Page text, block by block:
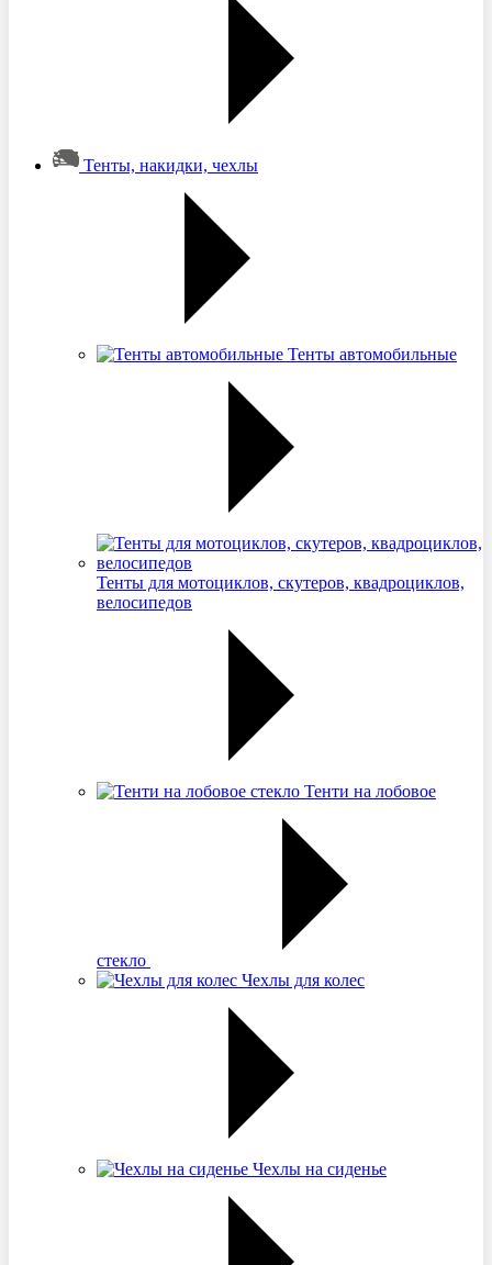
Тенты, накидки, чехлы
Тенты автомобильные
Тенты для мотоциклов, скутеров, квадроциклов,
велосипедов
Тенти на лобовое
стекло
Чехлы для колес
Чехлы на сиденье